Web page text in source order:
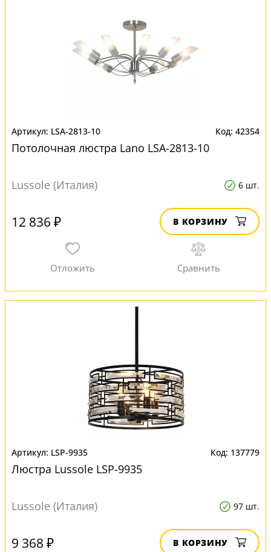
LSA-2813-10 42354
Потолочная люстра Lano LSA-2813-10
Lussole (Италия) 6 шт.
12 836 ₽ В КОРЗИНУ
LSP-9935 137779
Люстра Lussole LSP-9935
Lussole (Италия) 97 шт.
9 368 ₽ В КОРЗИНУ